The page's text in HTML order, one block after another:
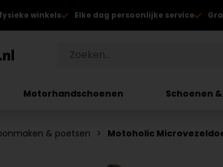
winkels Elke dag persoonlijke service
Motorhandschoenen Schoenen
& poetsen Motoholic